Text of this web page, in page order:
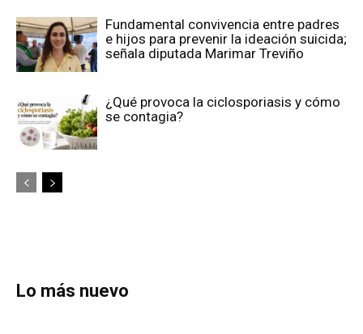
Fundamental convivencia entre padres
e hijos para prevenir la ideación suicida;
señala diputada Marimar Treviño
¿Qué provoca la ciclosporiasis y cómo
se contagia?
Lo más nuevo